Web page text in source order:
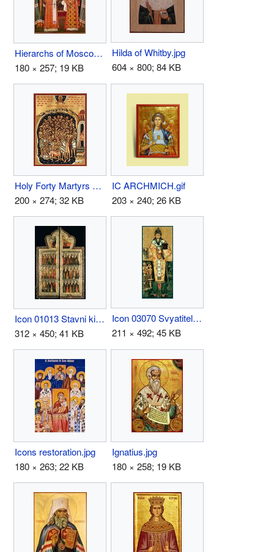
Hierarchs of Moscow.JPG
180 × 257; 19 KB
Hilda of Whitby.jpg
604 × 800; 84 KB
Holy Forty Martyrs of Sebaste.jpg
200 × 274; 32 KB
IC ARCHMICH.gif
203 × 240; 26 KB
Icon 01013 Stavni kiota. Blagoveschenie. Svyatye i apostoly.jpg
312 × 450; 41 KB
Icon 03070 Svyatitel' Nikolaj Chudotvorec.jpg
211 × 492; 45 KB
Icons restoration.jpg
180 × 263; 22 KB
Ignatius.jpg
180 × 258; 19 KB